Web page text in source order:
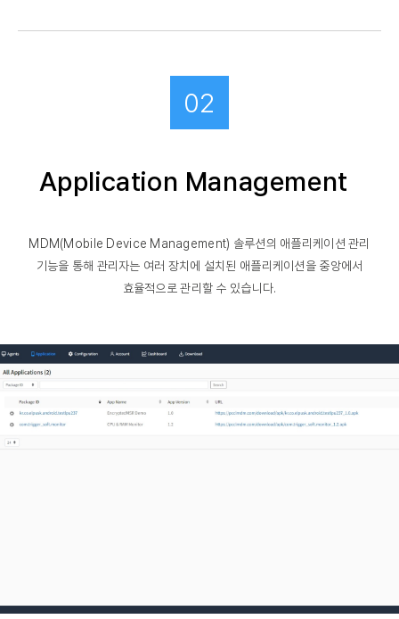
02
Application Management
MDM(Mobile Device Management) 솔루션의 애플리케이션 관리
기능을 통해 관리자는 여러 장치에 설치된 애플리케이션을 중앙에서
효율적으로 관리할 수 있습니다.